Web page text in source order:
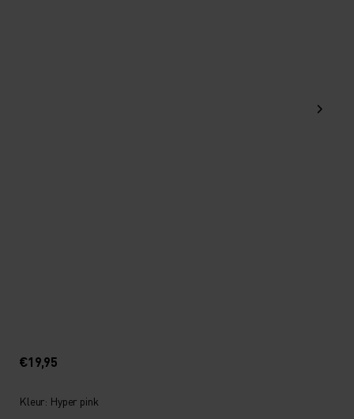
€19,95
Kleur: Hyper pink